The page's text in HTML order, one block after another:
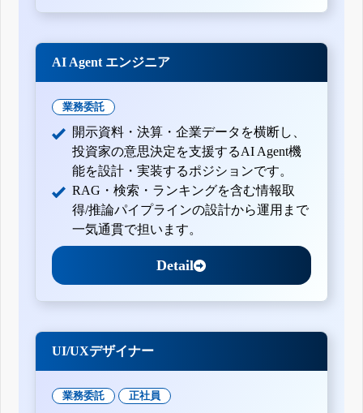
AI Agent エンジニア
業務委託
開示資料・決算・企業データを横断し、
投資家の意思決定を支援するAI Agent機
能を設計・実装するポジションです。
RAG・検索・ランキングを含む情報取
得/推論パイプラインの設計から運用まで
一気通貫で担います。
Detail
UI/UXデザイナー
業務委託 正社員